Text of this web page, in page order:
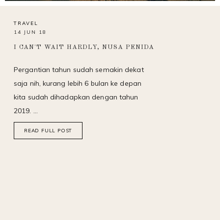
TRAVEL
14 JUN 18
I CAN'T WAIT HARDLY, NUSA PENIDA
Pergantian tahun sudah semakin dekat
saja nih, kurang lebih 6 bulan ke depan
kita sudah dihadapkan dengan tahun
2019. …
READ FULL POST